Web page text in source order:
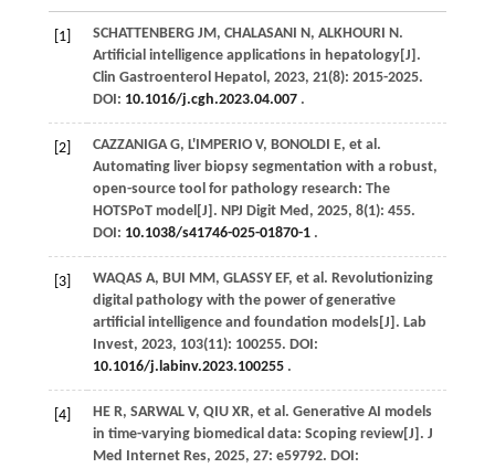
[1] SCHATTENBERG JM , CHALASANI N , ALKHOURI N .
Artificial intelligence applications in hepatology[J].
Clin Gastroenterol Hepatol , 2023, 21(8): 2015-2025.
DOI: 10.1016/j.cgh.2023.04.007.
[2] CAZZANIGA G, L'IMPERIO V, BONOLDI E, et al .
Automating liver biopsy segmentation with a robust,
open-source tool for pathology research: The
HOTSPoT model[J]. NPJ Digit Med , 2025, 8(1): 455.
DOI: 10.1038/s41746-025-01870-1.
[3] WAQAS A, BUI MM, GLASSY EF, et al . Revolutionizing
digital pathology with the power of generative
artificial intelligence and foundation models[J]. Lab
Invest, 2023, 103(11): 100255. DOI:
10.1016/j.labinv.2023.100255.
[4] HE R, SARWAL V, QIU XR, et al . Generative AI models
in time-varying biomedical data: Scoping review[J]. J
Med Internet Res, 2025, 27: e59792. DOI: